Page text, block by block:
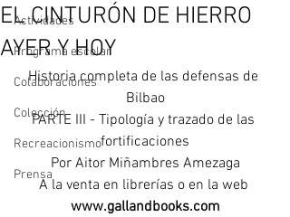
Actividades
Programa escolar
Colaboraciones
Colección
Recreacionismo
Prensa
EL CINTURÓN DE HIERRO
AYER Y HOY
Historia completa de las defensas de
Bilbao
PARTE III - Tipología y trazado de las
fortificaciones
Por Aitor Miñambres Amezaga
A la venta en librerías o en la web
www.gallandbooks.com